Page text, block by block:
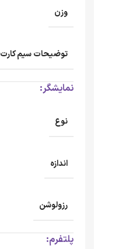
وزن
توضیحات سیم کارت
نمایشگر:
نوع
اندازه
رزولوشن
پلتفرم: